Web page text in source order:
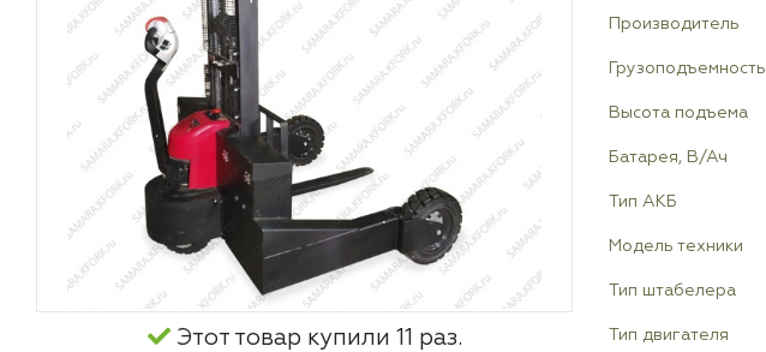
Этот товар купили 11 раз.
Производитель
Грузоподъемность
Высота подъема
Батарея, В/Ач
Тип АКБ
Модель техники
Тип штабелера
Тип двигателя